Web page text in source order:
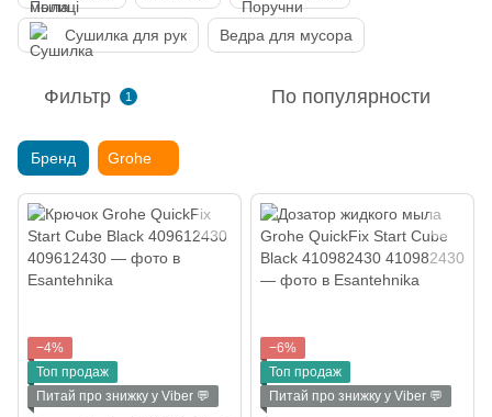
Сушилка для рук Ведра для мусора
Фильтр 1 По популярности
Бренд Grohe
−4%
Топ продаж
Питай про знижку у Viber 💬
−6%
Топ продаж
Питай про знижку у Viber 💬